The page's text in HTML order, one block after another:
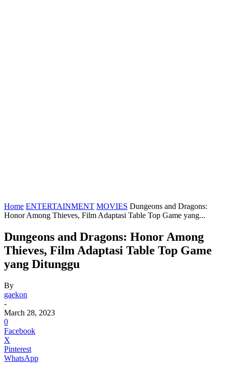
Home ENTERTAINMENT MOVIES Dungeons and Dragons:
Honor Among Thieves, Film Adaptasi Table Top Game yang...
Dungeons and Dragons: Honor Among
Thieves, Film Adaptasi Table Top Game
yang Ditunggu
By
gaekon
-
March 28, 2023
0
Facebook
X
Pinterest
WhatsApp